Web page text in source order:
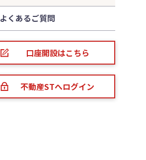
よくあるご質問
口座開設はこちら
不動産STへログイン